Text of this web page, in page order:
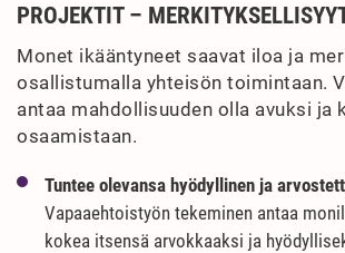
PROJEKTIT –
Monet ikääntyneet saavat iloa ja
osallistumalla yhteisön toimintaan.
antaa mahdollisuuden olla avuksi ja
osaamistaan.
Tuntee olevansa hyödyllinen ja
Vapaaehtoistyön tekeminen antaa
kokea itsensä arvokkaaksi ja